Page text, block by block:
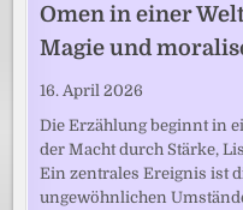
Omen in einer
Magie und
16. April 2026
Die Erzählung beginnt in
der Macht durch Stärke,
Ein zentrales Ereignis ist
ungewöhnlichen